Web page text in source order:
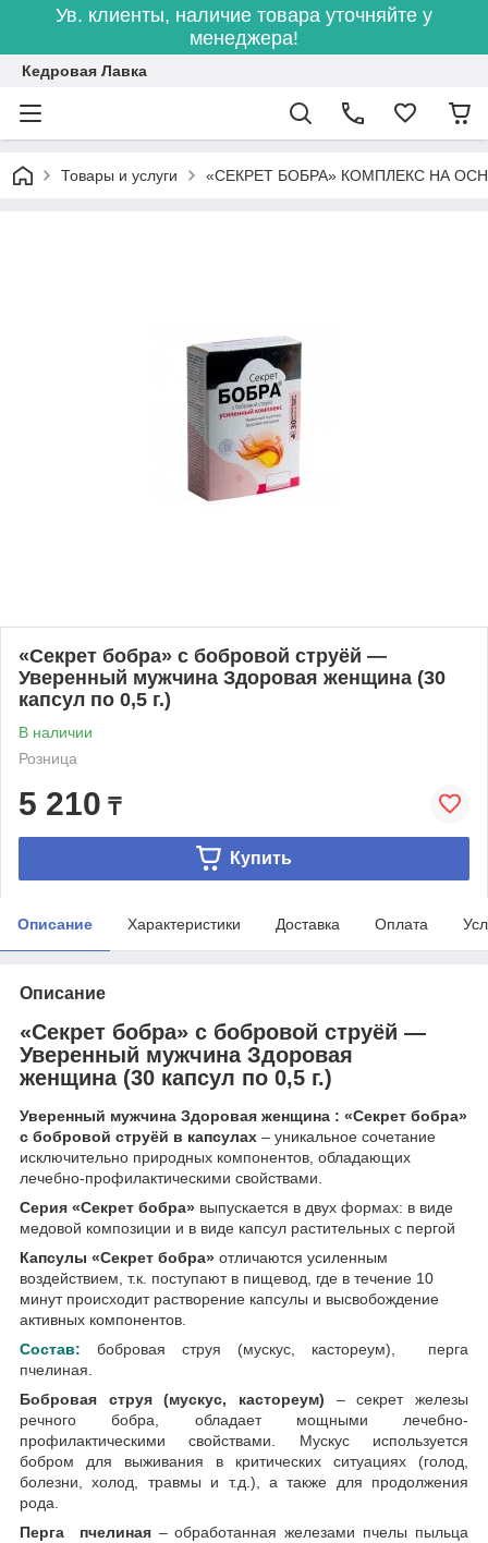
Ув. клиенты, наличие товара уточняйте у
менеджера!
Кедровая Лавка
Товары и услуги «СЕКРЕТ БОБРА» КОМПЛЕКС НА
«Секрет бобра» с бобровой струёй —
Уверенный мужчина Здоровая женщина (30
капсул по 0,5 г.)
В наличии
Розница
5 210 ₸
Купить
Описание Характеристики Доставка Оплата
Описание
«Секрет бобра» с бобровой струёй —
Уверенный мужчина Здоровая
женщина (30 капсул по 0,5 г.)
Уверенный мужчина Здоровая женщина : «Секрет бобра»
с бобровой струёй в капсулах – уникальное сочетание
исключительно природных компонентов, обладающих
лечебно-профилактическими свойствами.
Серия «Секрет бобра» выпускается в двух формах: в виде
медовой композиции и в виде капсул растительных с пергой
Капсулы «Секрет бобра» отличаются усиленным
воздействием, т.к. поступают в пищевод, где в течение 10
минут происходит растворение капсулы и высвобождение
активных компонентов.
Состав:
бобровая струя (мускус, кастореум), перга
пчелиная.
Бобровая струя (мускус, кастореум) – секрет железы
речного бобра, обладает мощными лечебно-
профилактическими свойствами. Мускус используется
бобром для выживания в критических ситуациях (голод,
болезни, холод, травмы и т.д.), а также для продолжения
рода.
Перга
пчелиная– обработанная железами пчелы пыльца